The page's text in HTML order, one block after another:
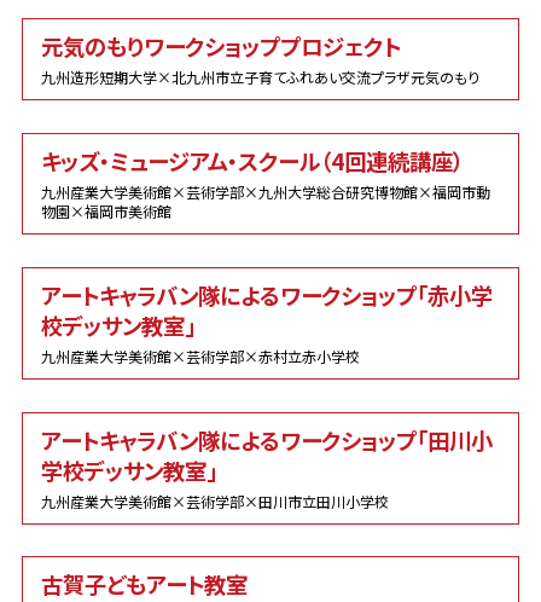
元気のもりワークショッププロジェクト
九州造形短期大学×北九州市立子育てふれあい交流プラザ元気のもり
キッズ・ミュージアム・スクール（4回連続講座）
九州産業大学美術館×芸術学部×九州大学総合研究博物館×福岡市動
物園×福岡市美術館
アートキャラバン隊によるワークショップ「赤小学
校デッサン教室」
九州産業大学美術館×芸術学部×赤村立赤小学校
アートキャラバン隊によるワークショップ「田川小
学校デッサン教室」
九州産業大学美術館×芸術学部×田川市立田川小学校
古賀子どもアート教室